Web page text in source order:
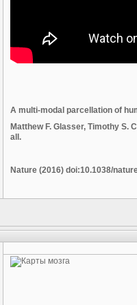
A multi-modal parcellation of
Matthew F. Glasser, Timothy S.
all.
Nature (2016) doi:10.1038/